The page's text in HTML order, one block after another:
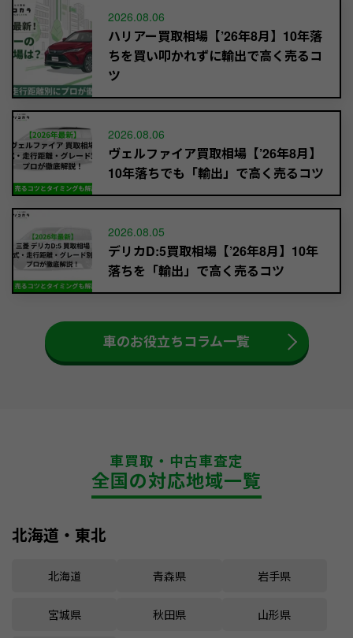
2026.08.06
ハリアー買取相場【’26年8月】10年落
ちを買い叩かれずに輸出で高く売るコ
ツ
2026.08.06
ヴェルファイア買取相場【’26年8月】
10年落ちでも「輸出」で高く売るコツ
2026.08.05
デリカD:5買取相場【’26年8月】10年
落ちを「輸出」で高く売るコツ
車のお役立ちコラム一覧
車買取・中古車査定
全国の対応地域一覧
北海道・東北
北海道 青森県 岩手県
宮城県 秋田県 山形県